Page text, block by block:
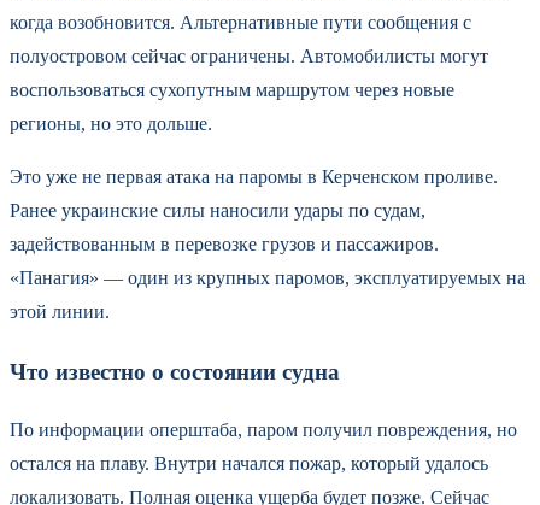
когда возобновится. Альтернативные пути сообщения с
полуостровом сейчас ограничены. Автомобилисты могут
воспользоваться сухопутным маршрутом через новые
регионы, но это дольше.
Это уже не первая атака на паромы в Керченском проливе.
Ранее украинские силы наносили удары по судам,
задействованным в перевозке грузов и пассажиров.
«Панагия» — один из крупных паромов, эксплуатируемых на
этой линии.
Что известно о состоянии судна
По информации оперштаба, паром получил повреждения, но
остался на плаву. Внутри начался пожар, который удалось
локализовать. Полная оценка ущерба будет позже. Сейчас